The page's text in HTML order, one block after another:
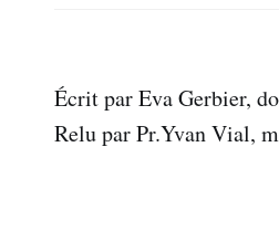
Écrit par Eva Gerbier,
Relu par Pr.Yvan Vial,